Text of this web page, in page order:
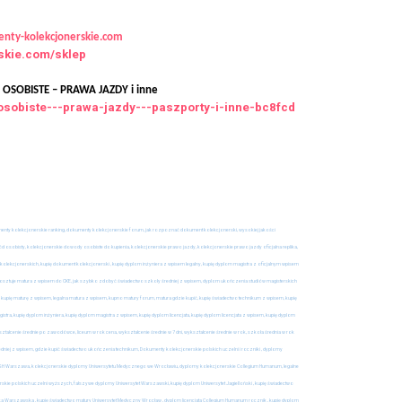
kolekcjonerskie.com
sklep
– PRAWA JAZDY i inne
prawa-jazdy---paszporty-i-inne-bc8fcd
kolekcjonerskie ranking, dokumenty kolekcjonerskie forum, jak rozpoznać dokument kolekcjonerski, wysokiej jakości
kolekcjonerskie dowody osobiste do kupienia, kolekcjonerskie prawo jazdy, kolekcjonerskie prawo jazdy oficjalna replika,
kupię dokument kolekcjonerski , kupię dyplom inżyniera z wpisem legalny, kupię dyplom magistra z oficjalnym wpisem
matura z wpisem do CKE, jak szybko zdobyć świadectwo szkoły średniej z wpisem, dyplom ukończenia studiów magisterskich
maturę z wpisem, legalna matura z wpisem, kupno matury forum, matura gdzie kupić, kupię świadectwo technikum z wpisem, kupię
kupię dyplom inżyniera, kupię dyplom magistra z wpisem, kupię dyplom licencjata, kupię dyplom licencjata z wpisem, kupię dyplom
średnie po zawodówce, liceum w rok cena, wykształcenie średnie w 7 dni, wykształcenie średnie w rok, szkoła średnia w rok
z wpisem, gdzie kupić świadectwo ukończenia technikum, Dokumenty kolekcjonerskie polskich uczelni i roczniki , dyplomy
kolekcjonerskie dyplomy Uniwersytetu Medycznego we Wrocławiu, dyplomy kolekcjonerskie Collegium Humanum, legalne
polskich uczelni wyższych, fałszywe dyplomy Uniwersytet Warszawski, kupię dyplom Uniwersytet Jagielloński , kupię świadectwo
, kupię świadectwo matury Uniwersytet Medyczny Wrocław , dyplom licencjata Collegium Humanum rocznik , kupię dyplom
do
oferta